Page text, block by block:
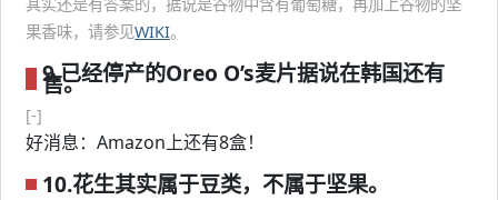
果香味，请参见WIKI。
9.已经停产的Oreo O’s麦片据说在韩国还有
售。
[-]
好消息：Amazon上还有8盒！
10.花生其实属于豆类，不属于坚果。